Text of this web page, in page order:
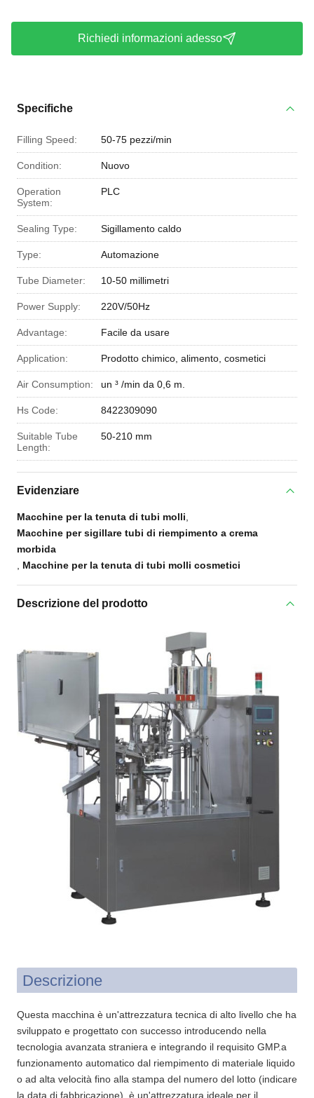
Richiedi informazioni adesso
Specifiche
Filling Speed: 50-75 pezzi/min
Condition: Nuovo
Operation
System:
PLC
Sealing Type: Sigillamento caldo
Type: Automazione
Tube Diameter: 10-50 millimetri
Power Supply: 220V/50Hz
Advantage: Facile da usare
Application: Prodotto chimico, alimento, cosmetici
Air Consumption: un ³ /min da 0,6 m.
Hs Code: 8422309090
Suitable Tube
Length:
50-210 mm
Evidenziare
Macchine per la tenuta di tubi molli
Macchine per sigillare tubi di riempimento a crema
morbida
Macchine per la tenuta di tubi molli cosmetici
Descrizione del prodotto
Descrizione
Questa macchina è un'attrezzatura tecnica di alto livello che ha
sviluppato e progettato con successo introducendo nella
tecnologia avanzata straniera e integrando il requisito GMP.a
funzionamento automatico dal riempimento di materiale liquido
o ad alta velocità fino alla stampa del numero del lotto (indicare
la data di fabbricazione), è un'attrezzatura ideale per il